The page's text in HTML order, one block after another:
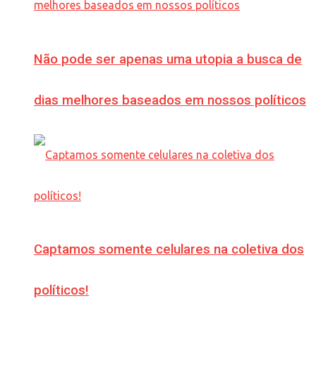
Não pode ser apenas uma utopia a busca de
dias melhores baseados em nossos políticos
Captamos somente celulares na coletiva dos
políticos!